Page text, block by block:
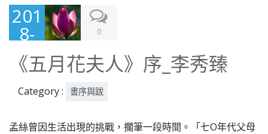
201
8-
07-
05
0
《五月花夫人》序_李秀臻
Category : 書序與跋
孟絲曾因生活出現的挑戰，擱筆一段時間。「七O年代父母